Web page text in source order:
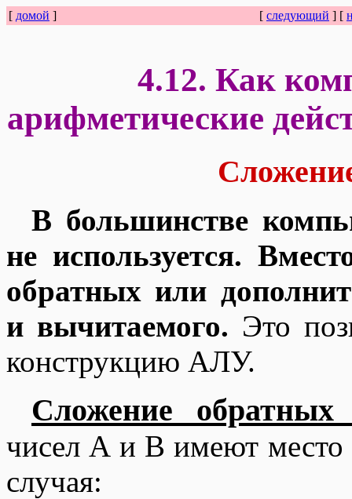
[ домой ] [ следующий ] [
4.12. Как
арифметические
В большинстве
не используется.
обратных или
и вычитаемого. Это
конструкцию АЛУ.
Сложение обратных
чисел А и В имеют место
случая: